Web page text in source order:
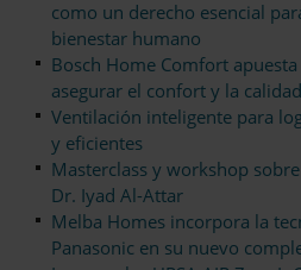
como un derecho esencial
bienestar humano
Bosch Home Comfort
asegurar el confort y la
Ventilación inteligente para
y eficientes
Masterclass y workshop
Dr. Iyad Al-Attar
Melba Homes incorpora la
Panasonic en su nuevo